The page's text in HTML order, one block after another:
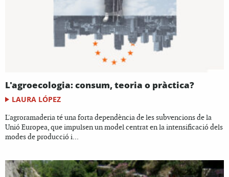
L'agroecologia: consum, teoria o pràctica?
LAURA LÓPEZ
L'agroramaderia té una forta dependència de les subvencions de la
Unió Europea, que impulsen un model centrat en la intensificació dels
modes de producció i...